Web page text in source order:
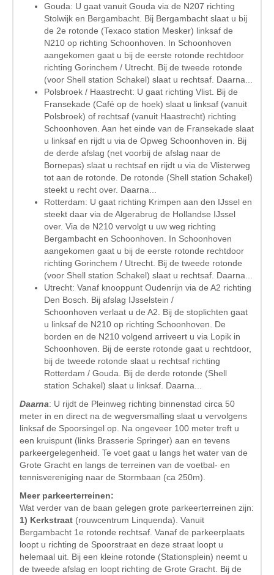
Gouda: U gaat vanuit Gouda via de N207 richting
Stolwijk en Bergambacht. Bij Bergambacht slaat u bij
de 2e rotonde (Texaco station Mesker) linksaf de
N210 op richting Schoonhoven. In Schoonhoven
aangekomen gaat u bij de eerste rotonde rechtdoor
richting Gorinchem / Utrecht. Bij de tweede rotonde
(voor Shell station Schakel) slaat u rechtsaf. Daarna...
Polsbroek / Haastrecht: U gaat richting Vlist. Bij de
Fransekade (Café op de hoek) slaat u linksaf (vanuit
Polsbroek) of rechtsaf (vanuit Haastrecht) richting
Schoonhoven. Aan het einde van de Fransekade slaat
u linksaf en rijdt u via de Opweg Schoonhoven in. Bij
de derde afslag (net voorbij de afslag naar de
Bornepas) slaat u rechtsaf en rijdt u via de Vlisterweg
tot aan de rotonde. De rotonde (Shell station Schakel)
steekt u recht over. Daarna...
Rotterdam: U gaat richting Krimpen aan den IJssel en
steekt daar via de Algerabrug de Hollandse IJssel
over. Via de N210 vervolgt u uw weg richting
Bergambacht en Schoonhoven. In Schoonhoven
aangekomen gaat u bij de eerste rotonde rechtdoor
richting Gorinchem / Utrecht. Bij de tweede rotonde
(voor Shell station Schakel) slaat u rechtsaf. Daarna...
Utrecht: Vanaf knooppunt Oudenrijn via de A2 richting
Den Bosch. Bij afslag IJsselstein /
Schoonhoven verlaat u de A2. Bij de stoplichten gaat
u linksaf de N210 op richting Schoonhoven. De
borden en de N210 volgend arriveert u via Lopik in
Schoonhoven. Bij de eerste rotonde gaat u rechtdoor,
bij de tweede rotonde slaat u rechtsaf richting
Rotterdam / Gouda. Bij de derde rotonde (Shell
station Schakel) slaat u linksaf. Daarna...
Daarna: U rijdt de Pleinweg richting binnenstad circa 50
meter in en direct na de wegversmalling slaat u vervolgens
linksaf de Spoorsingel op. Na ongeveer 100 meter treft u
een kruispunt (links Brasserie Springer) aan en tevens
parkeergelegenheid. Te voet gaat u langs het water van de
Grote Gracht en langs de terreinen van de voetbal- en
tennisvereniging naar de Stormbaan (ca 250m).
Meer parkeerterreinen:
Wat verder van de baan gelegen grote parkeerterreinen zijn:
1) Kerkstraat (rouwcentrum Linquenda). Vanuit
Bergambacht 1e rotonde rechtsaf. Vanaf de parkeerplaats
loopt u richting de Spoorstraat en deze straat loopt u
helemaal uit. Bij een kleine rotonde (Stationsplein) neemt u
de tweede afslag en loopt richting de Grote Gracht. Bij de